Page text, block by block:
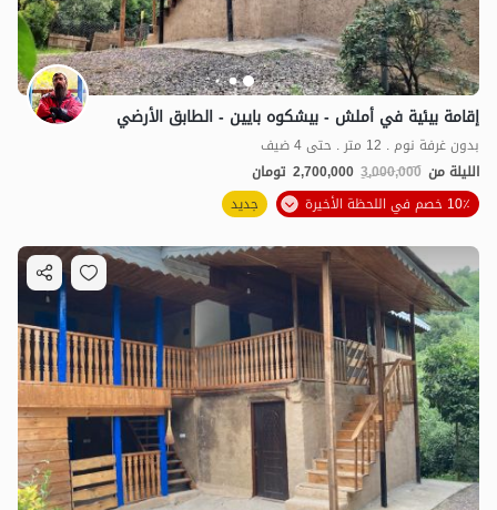
إقامة بيئية في أملش - بيشكوه بايين - الطابق الأرضي
بدون غرفة نوم . 12 متر . حتى 4 ضيف
الليلة من 3,000,000
2,700,000 تومان
10٪ خصم في اللحظة الأخيرة
جديد